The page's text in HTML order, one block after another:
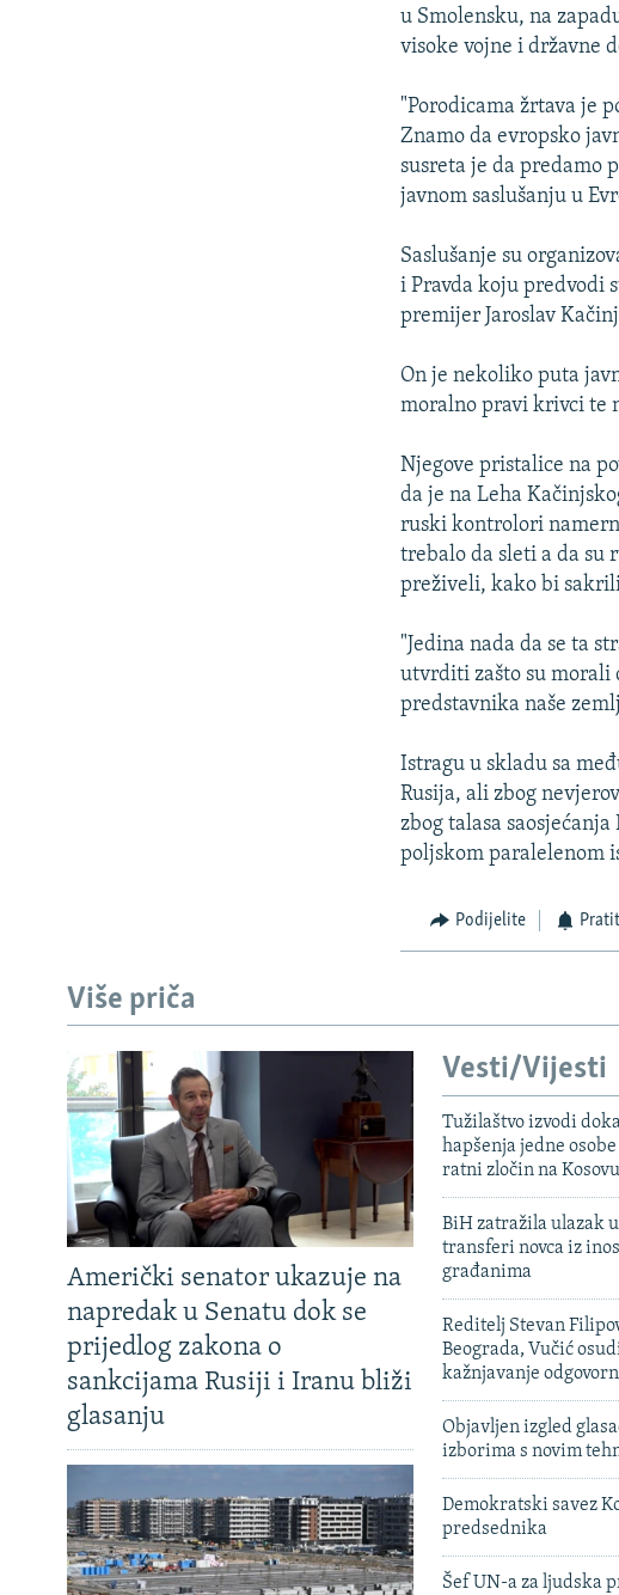
u Smolensku, na
visoke vojne i državne
"Porodicama žrtava je
Znamo da evropsko
susreta je da predamo
javnom saslušanju u
Saslušanje su
i Pravda koju predvodi
premijer Jaroslav
On je nekoliko puta
moralno pravi krivci te
Njegove pristalice na
da je na Leha
ruski kontrolori
trebalo da sleti a da su
preživeli, kako bi
"Jedina nada da se ta
utvrditi zašto su morali
predstavnika naše
Istragu u skladu sa
Rusija, ali zbog
zbog talasa
poljskom paralelenom
Podijelite
Više priča
Američki senator ukazuje na
napredak u Senatu dok se
prijedlog zakona o
sankcijama Rusiji i Iranu bliži
glasanju
Vesti/Vijesti
Tužilaštvo izvodi
hapšenja jedne
ratni zločin na Kosovu
BiH zatražila ulazak
transferi novca iz
građanima
Reditelj Stevan
Beograda, Vučić
kažnjavanje
Objavljen izgled
izborima s novim
Demokratski savez
predsednika
Šef UN-a za ljudska